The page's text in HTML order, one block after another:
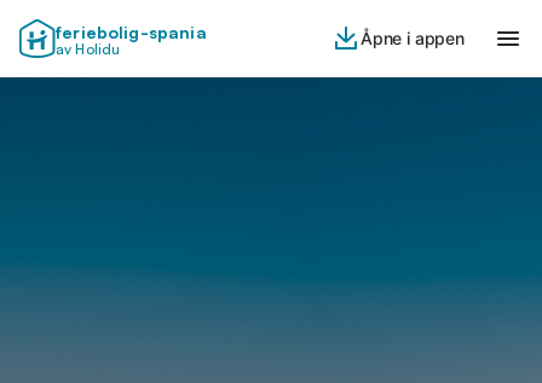
feriebolig-spania
av Holidu
Åpne i appen